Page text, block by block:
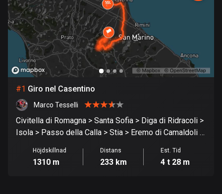
Armenien
2 rutter
Aruba
8 rutter
Australien
89686 rutter
Azerbajdzjan
5 rutter
0 rutter
#1 Giro nel Casentino
Marco Tesselli
Civitella di Romagna > Santa Sofia > Diga di Ridracoli >
Isola > Passo della Calla > Stia > Eremo di Camaldoli >
Ravenna > Lugo
Höjdskillnad
1310 m
Distans
233 km
Est. Tid
4 t 28 m